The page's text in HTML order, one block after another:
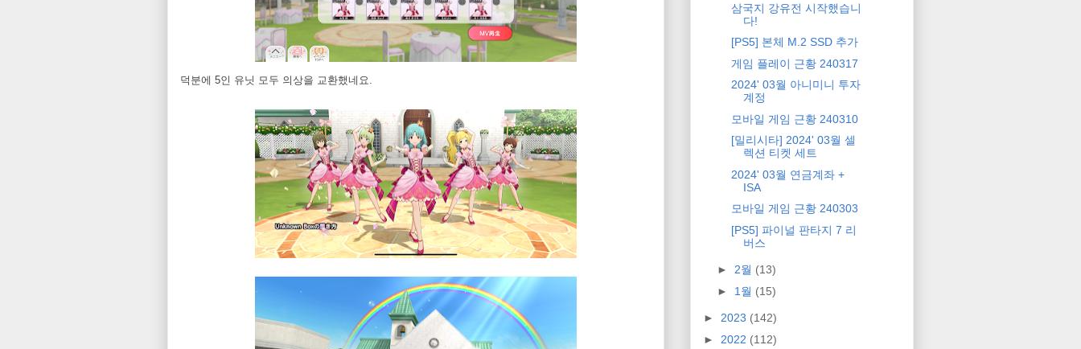
덕분에 5인 유닛 모두 의상을 교환했네요.
삼국지 강유전 시작했습니
다!
[PS5] 본체 M.2 SSD 추가
게임 플레이 근황 240317
2024' 03월 아니미니 투자
계정
모바일 게임 근황 240310
[밀리시타] 2024' 03월 셀
렉션 티켓 세트
2024' 03월 연금계좌 +
ISA
모바일 게임 근황 240303
[PS5] 파이널 판타지 7 리
버스
► 2월 (13)
► 1월 (15)
► 2023 (142)
► 2022 (112)